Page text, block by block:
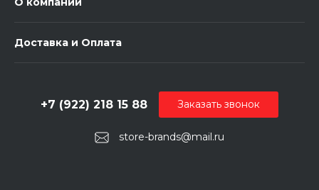
Доставка и Оплата
store-brands@mail.ru
+7 (922) 218 15 88 Заказать звонок